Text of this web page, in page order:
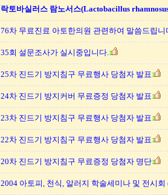
락토바실러스 람노서스(Lactobacillus
76차 무료진료 아토한의원 관련하여 말씀드립니
35회 설문조사가 실시중입니다.
25차 진드기 방지침구 무료행사 당첨자 발표
24차 진드기 방지커버 무료증정 당첨자 발표
23차 진드기 방지침구 무료행사 당첨자 발표
22차 진드기 방지침구 무료행사 당첨자 발표
20차 진드기 방지침구 무료증정 당첨자 명단
2004 아토피, 천식, 알러지 학술세미나 및 전시